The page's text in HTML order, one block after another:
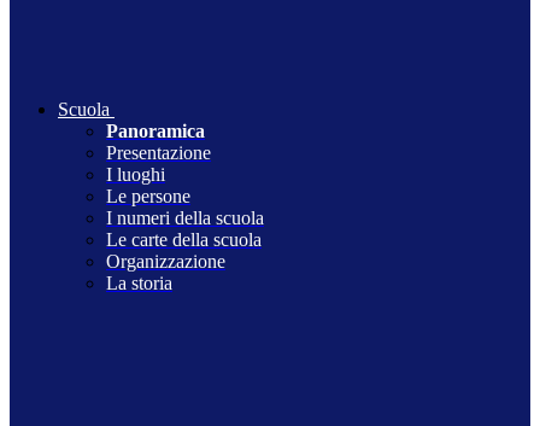
Scuola
Panoramica
Presentazione
I luoghi
Le persone
I numeri della scuola
Le carte della scuola
Organizzazione
La storia